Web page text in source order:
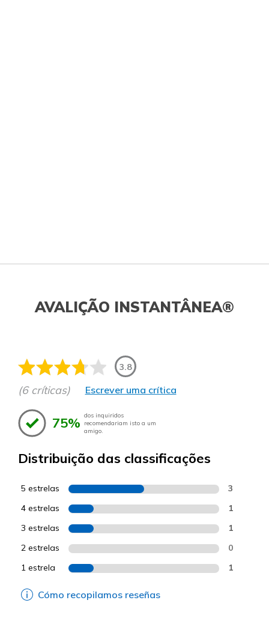
AVALIÇÃO INSTANTÂNEA®
3.8
(6 críticas) Escrever uma crítica
75% dos inquiridos
recomendariam isto a um
amigo.
Distribuição das classificações
5 estrelas 3
4 estrelas 1
3 estrelas 1
2 estrelas 0
1 estrela 1
Cómo recopilamos reseñas